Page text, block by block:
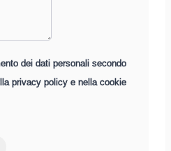
dei dati personali secondo
privacy policy e nella cookie